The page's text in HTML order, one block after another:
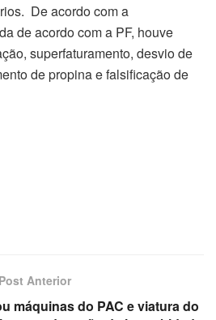
De acordo com a
de acordo com a PF, houve
superfaturamento, desvio de
de propina e falsificação de
Post Anterior
máquinas do PAC e viatura do